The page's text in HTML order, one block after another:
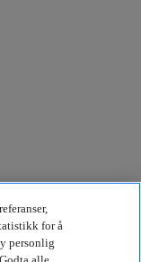
for å
personlig